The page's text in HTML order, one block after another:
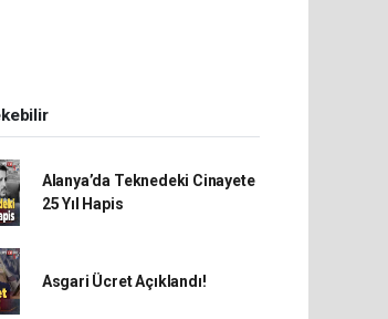
Alanya’da Teknedeki Cinayete
25 Yıl Hapis
Asgari Ücret Açıklandı!